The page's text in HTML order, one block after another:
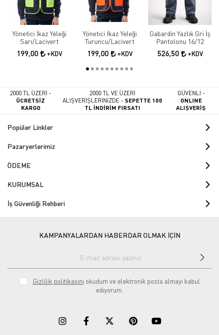
Yönetici İkaz Yeleği
Sarı/Lacivert
199,00 +KDV
Yönetici İkaz Yeleği
Turuncu/Lacivert
199,00 +KDV
Gabardin Yazlık Gri İş
Pantolonu 16/12
526,50 +KDV
2000 TL ÜZERİ -
ÜCRETSİZ
KARGO
2000 TL VE ÜZERİ
ALIŞVERİŞLERİNİZDE -SEPETTE 100
TL İNDİRİM FIRSATI
GÜVENLİ -
ONLINE
ALIŞVERİŞ
Popüler Linkler
Pazaryerlerimiz
ÖDEME
KURUMSAL
İş Güvenliği Rehberi
KAMPANYALARDAN HABERDAR OLMAK İÇİN
Gizlilik politikasını okudum ve elektronik posta almayı kabul
ediyorum.